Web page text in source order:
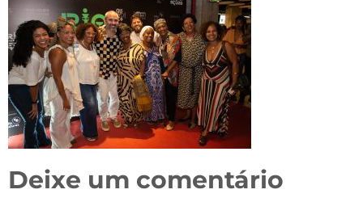
Deixe um comentário